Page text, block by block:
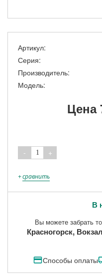
Артикул:
Серия:
Производитель:
Модель:
Цена
- 1 +
+сравнить
В
Вы можете забрать
Красногорск,
Способы оплаты